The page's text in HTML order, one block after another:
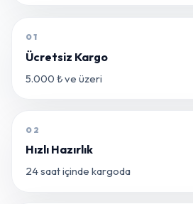
01
Ücretsiz Kargo
5.000 ₺ ve üzeri
02
Hızlı Hazırlık
24 saat içinde kargoda